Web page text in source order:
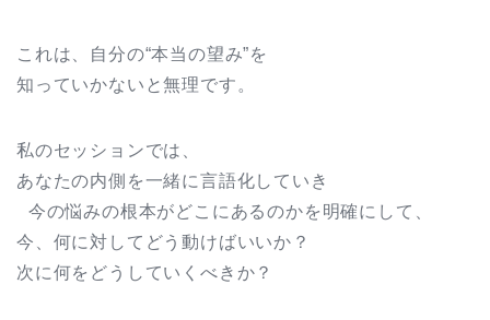
これは、自分の“本当の望み”を
知っていかないと無理です。
私のセッションでは、
あなたの内側を一緒に言語化していき
今の悩みの根本がどこにあるのかを明確にして、
今、何に対してどう動けばいいか？
次に何をどうしていくべきか？